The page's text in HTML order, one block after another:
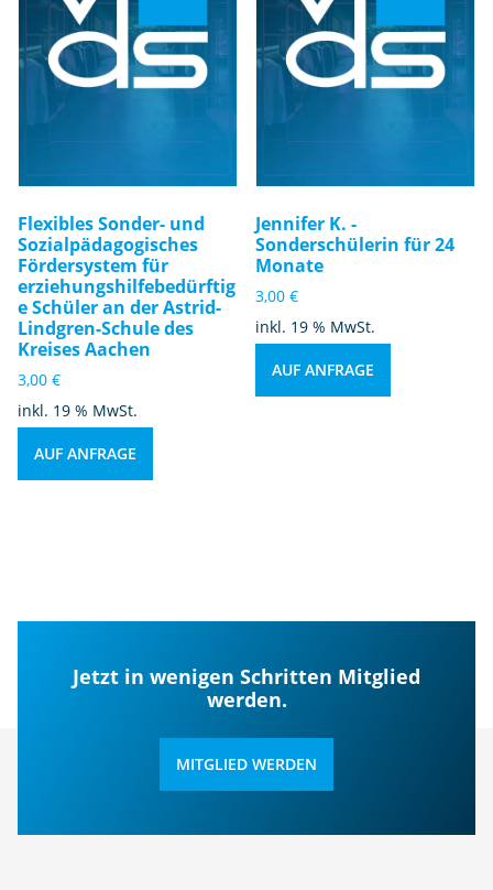
Flexibles Sonder- und
Sozialpädagogisches
Fördersystem für
erziehungshilfebedürftig
e Schüler an der Astrid-
Lindgren-Schule des
Kreises Aachen
3,00 €
inkl. 19 % MwSt.
AUF ANFRAGE
Jennifer K. -
Sonderschülerin für 24
Monate
3,00€
inkl. 19 % MwSt.
AUF ANFRAGE
Jetzt in wenigen Schritten Mitglied
werden.
MITGLIED WERDEN